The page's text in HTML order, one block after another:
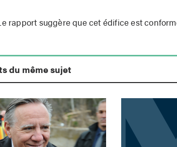
rapport suggère que cet édifice est
du même sujet